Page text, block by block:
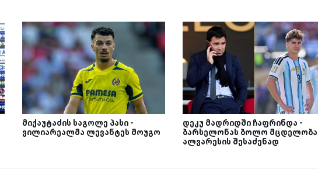
მიქაუტაძის საგოლე პასი -
ვილიარეალმა ლევანტეს მოუგო
დეკუ მადრიდში ჩაფრინდა -
ბარსელონას ბოლო მცდელობა
ალვარესის შესაძენად